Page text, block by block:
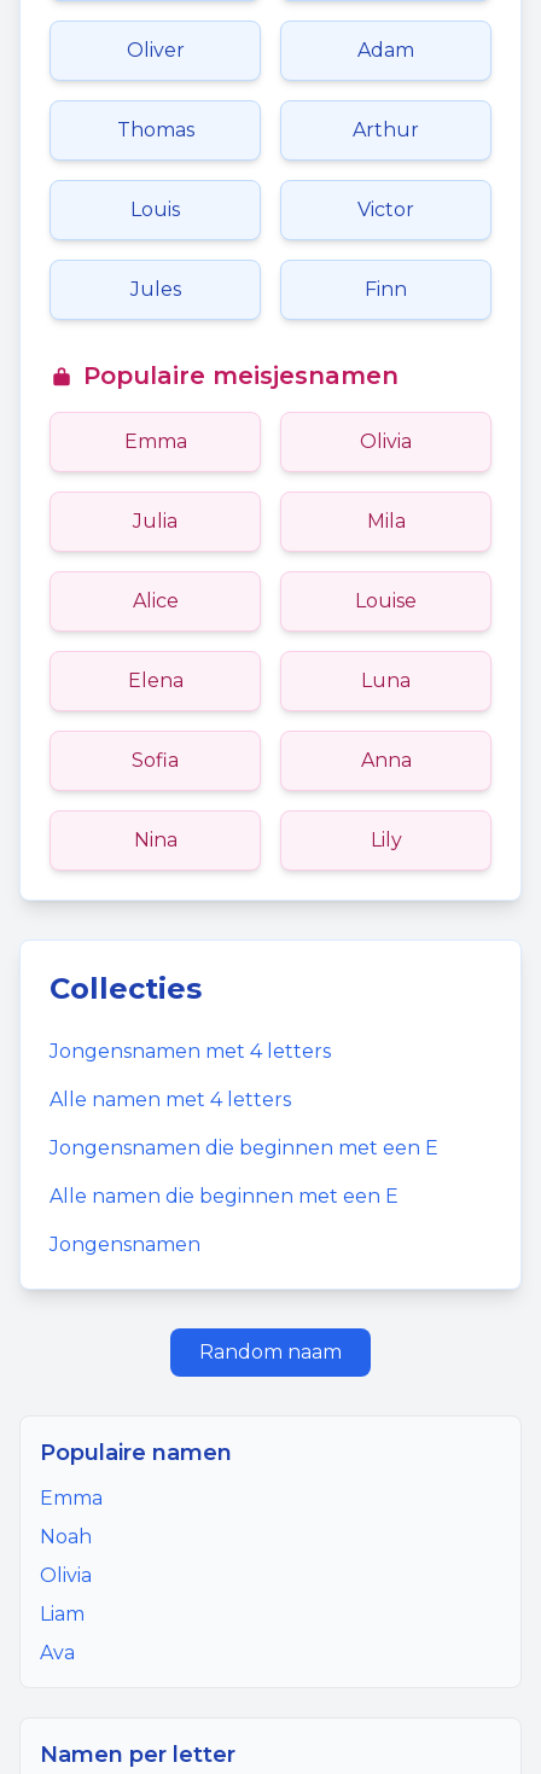
Oliver Adam
Thomas Arthur
Louis Victor
Jules Finn
Populaire meisjesnamen
Emma Olivia
Julia Mila
Alice Louise
Elena Luna
Sofia Anna
Nina Lily
Collecties
Jongensnamen met 4letters
Alle namen met 4letters
Jongensnamen die beginnen met een E
Alle namen die beginnen met een E
Jongensnamen
Random naam
Populaire namen
Emma
Noah
Olivia
Liam
Ava
Namen per letter